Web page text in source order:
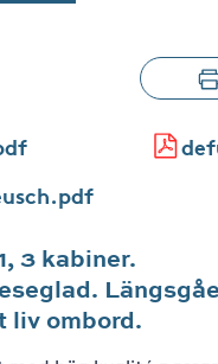
3 kabiner.
liv ombord.